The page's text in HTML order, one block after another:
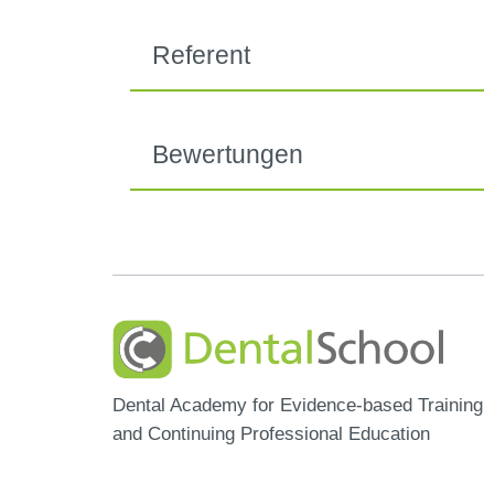
Referent
Bewertungen
Dental Academy for Evidence-based Training
and Continuing Professional Education